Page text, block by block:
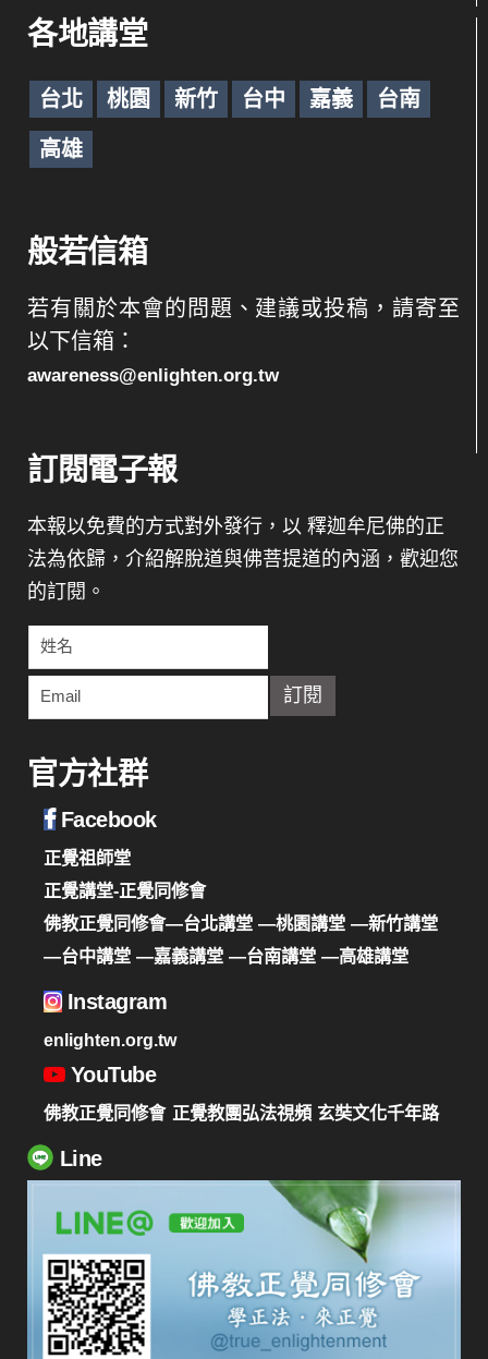
各地講堂
台北 桃園 新竹 台中 嘉義 台南
高雄
般若信箱
若有關於本會的問題、建議或投稿，請寄至
以下信箱：
awareness@enlighten.org.tw
訂閱電子報
本報以免費的方式對外發行，以 釋迦牟尼佛的正
法為依歸，介紹解脫道與佛菩提道的內涵，歡迎您
的訂閱。
官方社群
Facebook
正覺祖師堂
正覺講堂-正覺同修會
佛教正覺同修會—台北講堂 —桃園講堂 —新竹講堂
—台中講堂 —嘉義講堂 —台南講堂 —高雄講堂
Instagram
enlighten.org.tw
YouTube
佛教正覺同修會 正覺教團弘法視頻 玄奘文化千年路
Line